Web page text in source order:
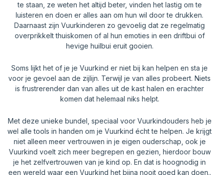
te staan, ze weten het altijd beter, vinden het lastig om te
luisteren en doen er alles aan om hun wil door te drukken.
Daarnaast zijn Vuurkinderen zo gevoelig dat ze regelmatig
overprikkelt thuiskomen of al hun emoties in een driftbui of
hevige huilbui eruit gooien.
Soms lijkt het of je je Vuurkind er niet bij kan helpen en sta je
voor je gevoel aan de zijlijn. Terwijl je van alles probeert. Niets
is frustrerender dan van alles uit de kast halen en erachter
komen dat helemaal niks helpt.
Met deze unieke bundel, speciaal voor Vuurkindouders heb je
wel alle tools in handen om je Vuurkind écht te helpen. Je krijgt
niet alleen meer vertrouwen in je eigen ouderschap, ook je
Vuurkind voelt zich meer begrepen en gezien, hierdoor bouw
je het zelfvertrouwen van je kind op. En dat is hoognodig in
een wereld waar een Vuurkind het bijna nooit goed kan doen..